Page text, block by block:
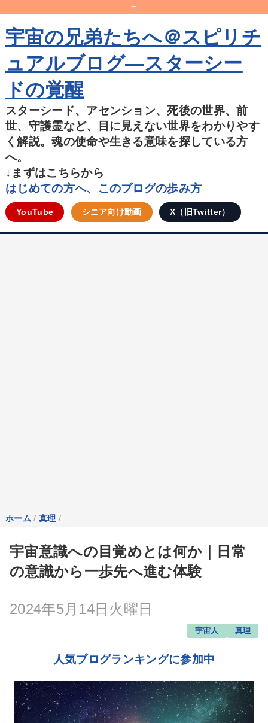
=
宇宙の兄弟たちへ＠スピリチ
ュアルブログ―スターシー
ドの覚醒
スターシード、アセンション、死後の世界、前
世、守護霊など、目に見えない世界をわかりやす
く解説。魂の使命や生きる意味を探している方
へ。
↓まずはこちらから
はじめての方へ、このブログの歩み方
YouTube シニア向け動画 X（旧Twitter）
ホーム / 真理 /
宇宙意識への目覚めとは何か｜日常
の意識から一歩先へ進む体験
2024年5月14日火曜日
宇宙人 真理
人気ブログランキングに参加中